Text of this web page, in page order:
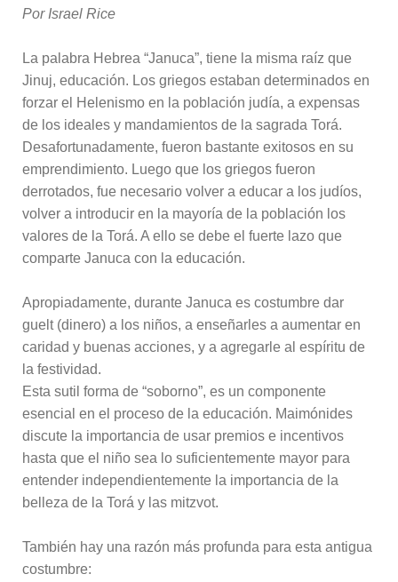
Por Israel Rice
La palabra Hebrea “Januca”, tiene la misma raíz que
Jinuj, educación. Los griegos estaban determinados en
forzar el Helenismo en la población judía, a expensas
de los ideales y mandamientos de la sagrada Torá.
Desafortunadamente, fueron bastante exitosos en su
emprendimiento. Luego que los griegos fueron
derrotados, fue necesario volver a educar a los judíos,
volver a introducir en la mayoría de la población los
valores de la Torá. A ello se debe el fuerte lazo que
comparte Januca con la educación.
Apropiadamente, durante Januca es costumbre dar
guelt (dinero) a los niños, a enseñarles a aumentar en
caridad y buenas acciones, y a agregarle al espíritu de
la festividad.
Esta sutil forma de “soborno”, es un componente
esencial en el proceso de la educación. Maimónides
discute la importancia de usar premios e incentivos
hasta que el niño sea lo suficientemente mayor para
entender independientemente la importancia de la
belleza de la Torá y las mitzvot.
También hay una razón más profunda para esta antigua
costumbre: